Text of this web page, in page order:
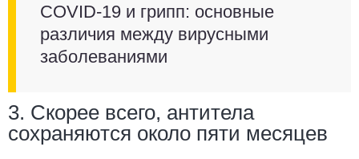
COVID-19 и грипп: основные
различия между вирусными
заболеваниями
3. Скорее всего, антитела
сохраняются около пяти месяцев